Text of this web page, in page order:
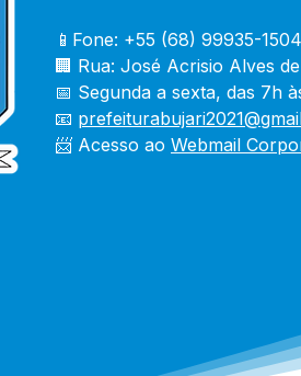
📱Fone: +55 (68) 99935-
🏢 Rua: José Acrisio Alves
📅 Segunda a sexta, das 7h
📧
📨 Acesso ao Webmail